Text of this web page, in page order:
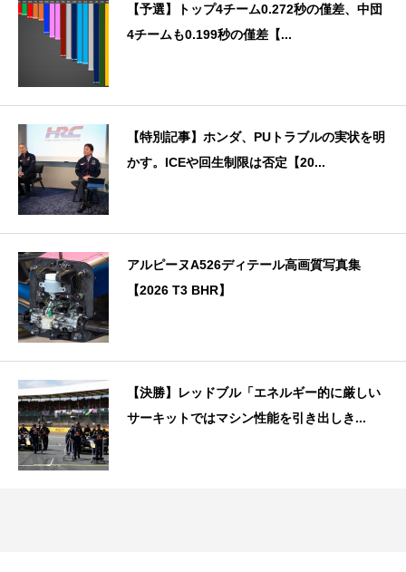
【予選】トップ4チーム0.272秒の僅差、中団
4チームも0.199秒の僅差【...
【特別記事】ホンダ、PUトラブルの実状を明
かす。ICEや回生制限は否定【20...
アルピーヌA526ディテール高画質写真集
【2026 T3 BHR】
【決勝】レッドブル「エネルギー的に厳しい
サーキットではマシン性能を引き出しき...